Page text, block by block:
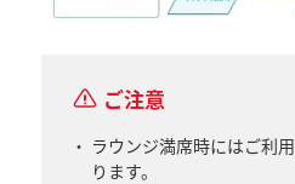
ご注意
ラウンジ満席時にはご利
ります。